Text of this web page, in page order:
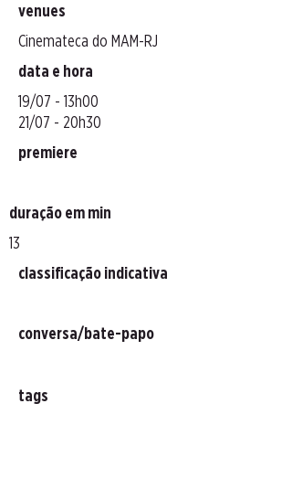
venues
Cinemateca do MAM-RJ
data e hora
19/07 - 13h00
21/07 - 20h30
premiere
duração em min
13
classificação indicativa
conversa/bate-papo
tags